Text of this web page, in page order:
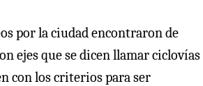
por la ciudad encontraron de
ejes que se dicen llamar ciclovías
con los criterios para ser